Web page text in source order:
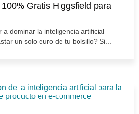
Gratis Higgsfield para
a dominar la inteligencia artificial
un solo euro de tu bolsillo? Si...